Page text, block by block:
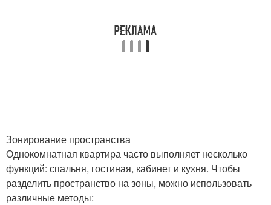
Зонирование пространства
Однокомнатная квартира часто выполняет несколько
функций: спальня, гостиная, кабинет и кухня. Чтобы
разделить пространство на зоны, можно использовать
различные методы: